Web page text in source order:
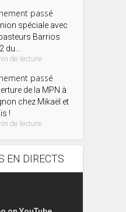
passé
spéciale avec
Barrios
du...
de lecture
passé
de la MPN à
chez Mikaël et
!
de lecture
EN DIRECTS